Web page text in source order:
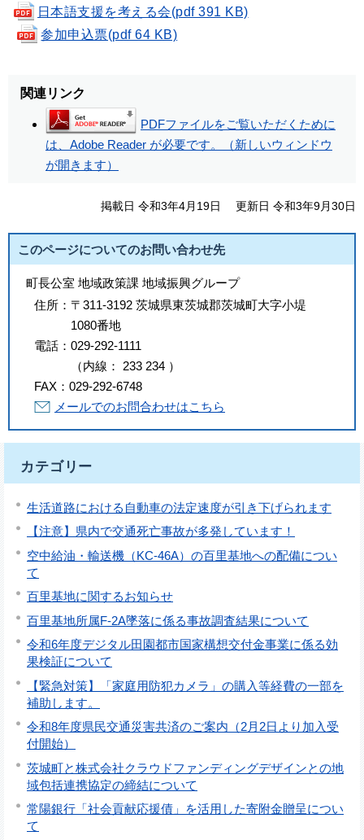
日本語支援を考える会(pdf 391 KB)
参加申込票(pdf 64 KB)
関連リンク
PDFファイルをご覧いただくために
は、Adobe Reader が必要です。（新しいウィンドウ
が開きます）
掲載日 令和3年4月19日 更新日 令和3年9月30日
このページについてのお問い合わせ先
町長公室 地域政策課 地域振興グループ
住所： 〒311-3192 茨城県東茨城郡茨城町大字小堤
1080番地
電話： 029-292-1111
（内線 ： 233 234 ）
FAX： 029-292-6748
メールでのお問合わせはこちら
カテゴリー
生活道路における自動車の法定速度が引き下げられます
【注意】県内で交通死亡事故が多発しています！
空中給油・輸送機（KC-46A）の百里基地への配備につい
て
百里基地に関するお知らせ
百里基地所属F-2A墜落に係る事故調査結果について
令和6年度デジタル田園都市国家構想交付金事業に係る効
果検証について
【緊急対策】「家庭用防犯カメラ」の購入等経費の一部を
補助します。
令和8年度県民交通災害共済のご案内（2月2日より加入受
付開始）
茨城町と株式会社クラウドファンディングデザインとの地
域包括連携協定の締結について
常陽銀行「社会貢献応援債」を活用した寄附金贈呈につい
て